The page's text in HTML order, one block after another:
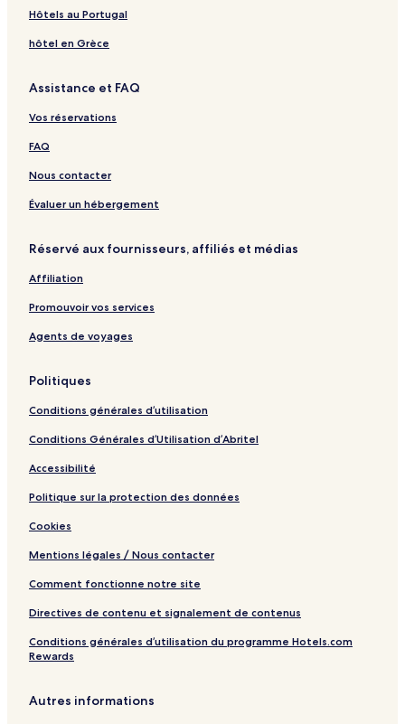
Hôtels au Portugal
hôtel en Grèce
Assistance et FAQ
Vos réservations
FAQ
Nous contacter
Évaluer un hébergement
Réservé aux fournisseurs, affiliés et médias
Affiliation
Promouvoir vos services
Agents de voyages
Politiques
Conditions générales d’utilisation
Conditions Générales d’Utilisation d’Abritel
Accessibilité
Politique sur la protection des données
Cookies
Mentions légales / Nous contacter
Comment fonctionne notre site
Directives de contenu et signalement de contenus
Conditions générales d’utilisation du programme Hotels.com
Rewards
Autres informations